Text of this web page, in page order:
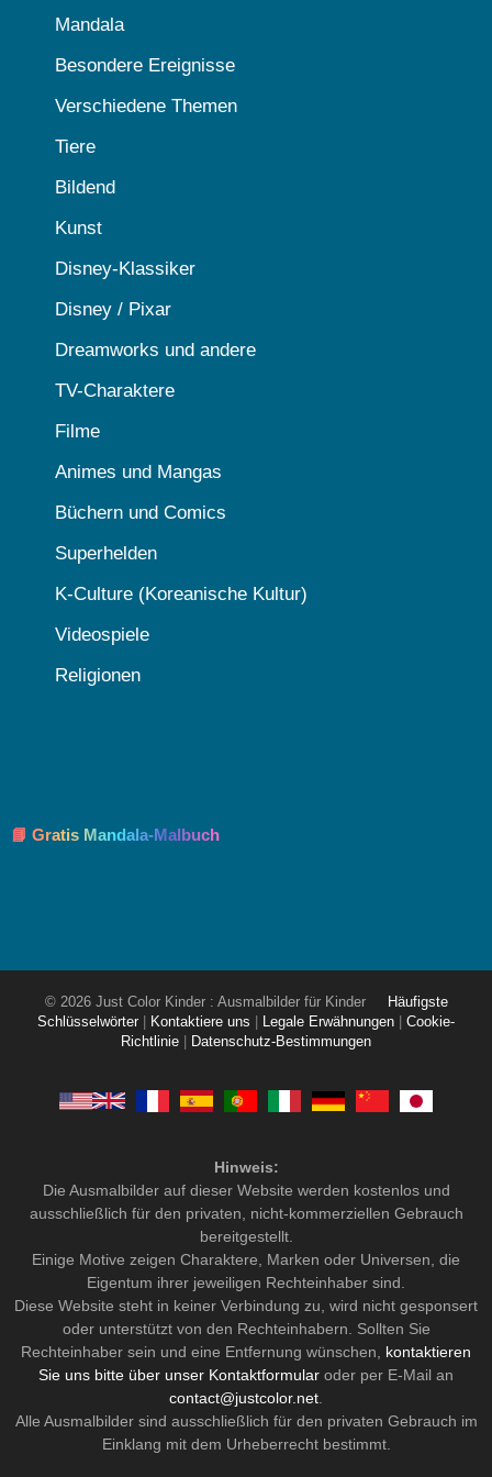
Mandala
Besondere Ereignisse
Verschiedene Themen
Tiere
Bildend
Kunst
Disney-Klassiker
Disney / Pixar
Dreamworks und andere
TV-Charaktere
Filme
Animes und Mangas
Büchern und Comics
Superhelden
K-Culture (Koreanische Kultur)
Videospiele
Religionen
📘 Gratis Mandala-Malbuch
© 2026 Just Color Kinder : Ausmalbilder für Kinder
Häufigste
Schlüsselwörter
Kontaktiere uns Legale Erwähnungen
Cookie-
Richtlinie
Datenschutz-Bestimmungen
Hinweis:
Die Ausmalbilder auf dieser Website werden kostenlos und
ausschließlich für den privaten, nicht-kommerziellen Gebrauch
bereitgestellt.
Einige Motive zeigen Charaktere, Marken oder Universen, die
Eigentum ihrer jeweiligen Rechteinhaber sind.
Diese Website steht in keiner Verbindung zu, wird nicht gesponsert
oder unterstützt von den Rechteinhabern. Sollten Sie
Rechteinhaber sein und eine Entfernung wünschen, kontaktieren
Sie uns bitte über unser Kontaktformular oder per E-Mail an
contact@justcolor.net
Alle Ausmalbilder sind ausschließlich für den privaten Gebrauch im
Einklang mit dem Urheberrecht bestimmt.